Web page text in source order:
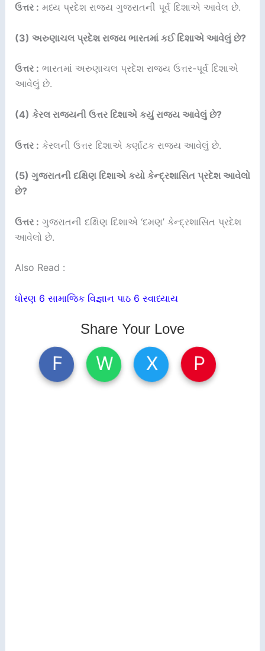
ઉત્તર : મધ્ય પ્રદેશ રાજ્ય ગુજરાતની પૂર્વ દિશાએ આવેલ છે.
(3) અરુણાચલ પ્રદેશ રાજ્ય ભારતમાં કઈ દિશાએ આવેલું છે?
ઉત્તર : ભારતમાં અરુણાચલ પ્રદેશ રાજ્ય ઉત્તર-પૂર્વ દિશાએ
આવેલું છે.
(4) કેરલ રાજ્યની ઉત્તર દિશાએ કયું રાજ્ય આવેલું છે?
ઉત્તર : કેરલની ઉત્તર દિશાએ કર્ણાટક રાજ્ય આવેલું છે.
(5) ગુજરાતની દક્ષિણ દિશાએ કયો કેન્દ્રશાસિત પ્રદેશ આવેલો
છે?
ઉત્તર : ગુજરાતની દક્ષિણ દિશાએ ‘દમણ’ કેન્દ્રશાસિત પ્રદેશ
આવેલો છે.
Also Read :
ધોરણ 6 સામાજિક વિજ્ઞાન પાઠ 6 સ્વાધ્યાય
Share Your Love
F W X P